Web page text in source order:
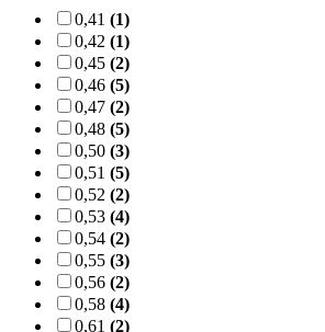
0,41 (1)
0,42 (1)
0,45 (2)
0,46 (5)
0,47 (2)
0,48 (5)
0,50 (3)
0,51 (5)
0,52 (2)
0,53 (4)
0,54 (2)
0,55 (3)
0,56 (2)
0,58 (4)
0,61 (2)